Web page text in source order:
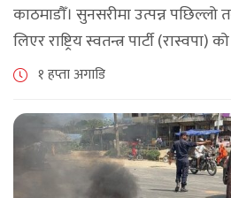
काठमाडौँ। सुनसरीमा उत्पन्न पछिल्लो
लिएर राष्ट्रिय स्वतन्त्र पार्टी
सिंहदरबारमा सर्वदलीय बैठक जारी छ।
१ हप्ता अगाडि